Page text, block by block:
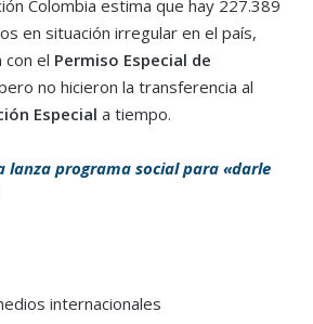
Colombia estima que hay 227.389
en situación irregular en el país,
el Permiso Especial de
no hicieron la transferencia al
Especial a tiempo.
lanza programa social para «darle
internacionales